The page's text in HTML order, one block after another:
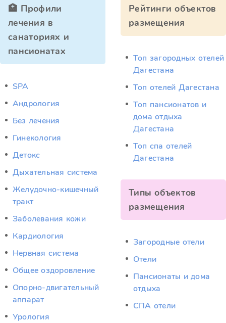
🏥 Профили
лечения в
санаториях и
пансионатах
SPA
Андрология
Без лечения
Гинекология
Детокс
Дыхательная система
Желудочно-кишечный
тракт
Заболевания кожи
Кардиология
Нервная система
Общее оздоровление
Опорно-двигательный
аппарат
Урология
Рейтинги объектов
размещения
Топ загородных отелей
Дагестана
Топ отелей Дагестана
Топ пансионатов и
дома отдыха
Дагестана
Топ спа отелей
Дагестана
Типы объектов
размещения
Загородные отели
Отели
Пансионаты и дома
отдыха
СПА отели